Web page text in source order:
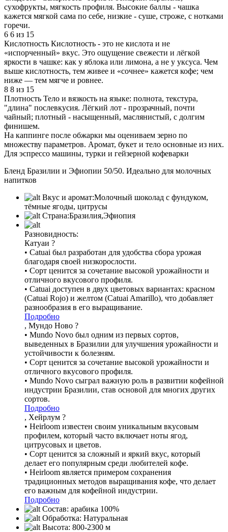
сухофрукты, мягкость профиля. Высокие баллы - чашка
кажется мягкой сама по себе, низкие - суше, строже, с нотками
горечи.
6 6 из 15
Кислотность Кислотность - это не кислота и не
«испорченный» вкус. Это ощущение свежести и лёгкой
яркости в чашке: как у яблока или лимона, а не у уксуса. Чем
выше кислотность, тем живее и «сочнее» кажется кофе; чем
ниже — тем мягче и ровнее.
8 8 из 15
Плотность Тело и вязкость на языке: полнота, текстура,
"длина" послевкусия. Лёгкий лот - прозрачный, почти
чайный; плотный - насыщенный, маслянистый, с долгим
финишем.
На каппинге после обжарки мы оцениваем зерно по
множеству параметров. Аромат, букет и тело основные из них.
Для эспрессо машины, турки и гейзерной кофеварки
Бленд Бразилии и Эфиопии 50/50. Идеально для молочных
напитков
Вкус и аромат:Молочный шоколад с фундуком,
тёмные ягоды, цитрусы
Страна:Бразилия,Эфиопия
Разновидность:
Катуаи ?
• Catuai был разработан для удобства сбора урожая
благодаря своей низкорослости.
• Сорт ценится за сочетание высокой урожайности и
отличного вкусового профиля.
• Catuai доступен в двух цветовых вариантах: красном
(Catuai Rojo) и желтом (Catuai Amarillo), что добавляет
разнообразия в его выращивание.
Подробно
, Мундо Ново ?
• Mundo Novo был одним из первых сортов,
выведенных в Бразилии для улучшения урожайности и
устойчивости к болезням.
• Сорт ценится за сочетание высокой урожайности и
отличного вкусового профиля.
• Mundo Novo сыграл важную роль в развитии кофейной
индустрии Бразилии, став основой для многих других
сортов.
Подробно
, Хейрлум ?
• Heirloom известен своим уникальным вкусовым
профилем, который часто включает ноты ягод,
цитрусовых и цветов.
• Сорт ценится за сложный и яркий вкус, который
делает его популярным среди любителей кофе.
• Heirloom является примером сохранения
традиционных методов выращивания кофе, что делает
его важным для кофейной индустрии.
Подробно
Состав: арабика 100%
Обработка: Натуральная
Высота: 800-2300 м